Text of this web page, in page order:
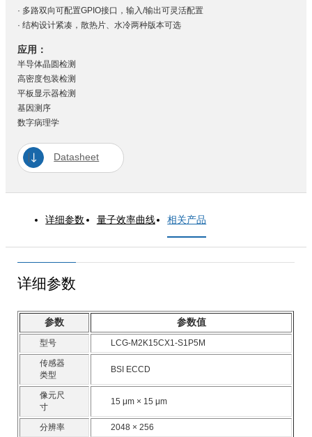
· 多路双向可配置GPIO接口，输入/输出可灵活配置
· 结构设计紧凑，散热片、水冷两种版本可选
应用：
半导体晶圆检测
高密度包装检测
平板显示器检测
基因测序
数字病理学
Datasheet
详细参数 量子效率曲线 相关产品
详细参数
参数 参数值
型号 LCG-M2K15CX1-S1P5M
传感器
类型
BSI ECCD
像元尺
寸
15 μm × 15 μm
分辨率 2048 × 256